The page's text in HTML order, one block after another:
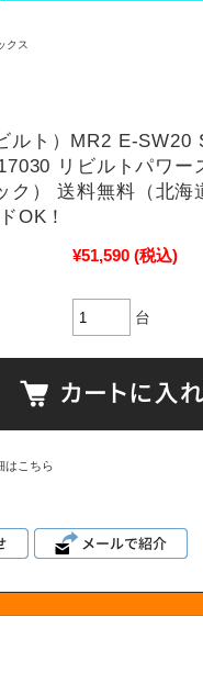
クス
ルト）MR2 E-SW20
リビルトパワー
ク） 送料無料（北海
OK！
¥51,590 (税込)
台
はこちら